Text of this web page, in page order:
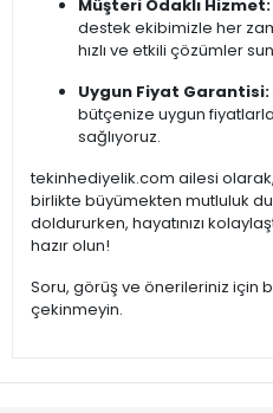
Müşteri Odaklı Hizmet:
destek ekibimizle her
hızlı ve etkili çözümler
Uygun Fiyat Garantisi:
bütçenize uygun
sağlıyoruz.
tekinhediyelik.com ailesi
birlikte büyümekten mutluluk
doldururken, hayatınızı
hazır olun!
Soru, görüş ve önerileriniz için
çekinmeyin.